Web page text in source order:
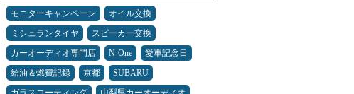
モニターキャンペーン
オイル交換
ミシュランタイヤ
スピーカー交換
カーオーディオ専門店
N-One
愛車記念日
給油＆燃費記録
京都
SUBARU